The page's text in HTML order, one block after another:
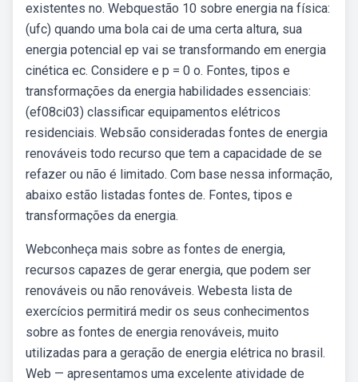
existentes no. Webquestão 10 sobre energia na física:
(ufc) quando uma bola cai de uma certa altura, sua
energia potencial ep vai se transformando em energia
cinética ec. Considere e p = 0 o. Fontes, tipos e
transformações da energia habilidades essenciais:
(ef08ci03) classificar equipamentos elétricos
residenciais. Websão consideradas fontes de energia
renováveis todo recurso que tem a capacidade de se
refazer ou não é limitado. Com base nessa informação,
abaixo estão listadas fontes de. Fontes, tipos e
transformações da energia.
Webconheça mais sobre as fontes de energia,
recursos capazes de gerar energia, que podem ser
renováveis ou não renováveis. Webesta lista de
exercícios permitirá medir os seus conhecimentos
sobre as fontes de energia renováveis, muito
utilizadas para a geração de energia elétrica no brasil.
Web — apresentamos uma excelente atividade de